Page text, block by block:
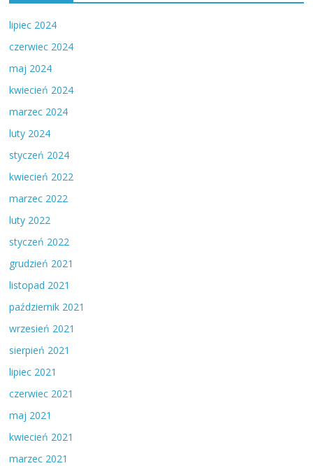
lipiec 2024
czerwiec 2024
maj 2024
kwiecień 2024
marzec 2024
luty 2024
styczeń 2024
kwiecień 2022
marzec 2022
luty 2022
styczeń 2022
grudzień 2021
listopad 2021
październik 2021
wrzesień 2021
sierpień 2021
lipiec 2021
czerwiec 2021
maj 2021
kwiecień 2021
marzec 2021